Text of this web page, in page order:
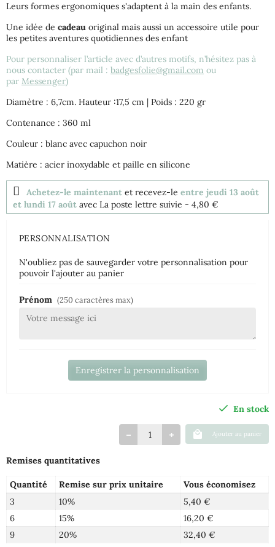
Leurs formes ergonomiques s'adaptent à la main des enfants.
Une idée de cadeau original mais aussi un accessoire utile pour
les petites aventures quotidiennes des enfant
Pour personnaliser l’article avec d’autres motifs, n’hésitez pas à
nous contacter (par mail : badgesfolie@gmail.com ou
par Messenger)
Diamètre : 6,7cm. Hauteur :17,5 cm | Poids : 220 gr
Contenance : 360 ml
Couleur : blanc avec capuchon noir
Matière : acier inoxydable et paille en silicone
Achetez-le maintenant et recevez-le entre jeudi 13 août
et lundi 17 août avec La poste lettre suivie - 4,80 €
PERSONNALISATION
N'oubliez pas de sauvegarder votre personnalisation pour
pouvoir l'ajouter au panier
Prénom (250 caractères max)
Enregistrer la personnalisation
En stock
Ajouter au panier
Remises quantitatives
Quantité Remise sur prix unitaire
Vous économisez
3
10%
5,40 €
6
15%
16,20 €
9
20% 32,40 €